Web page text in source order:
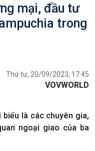
mại, đầu tư
trong
Thứ tư, 20/09/2023, 17:45
VOVWORLD
biểu là các chuyên gia,
ngoại giao của ba